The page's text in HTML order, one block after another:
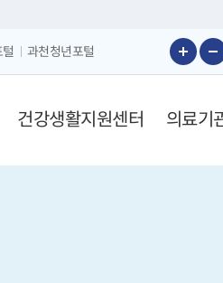
과천청년포털
건강생활지원센터 의료기